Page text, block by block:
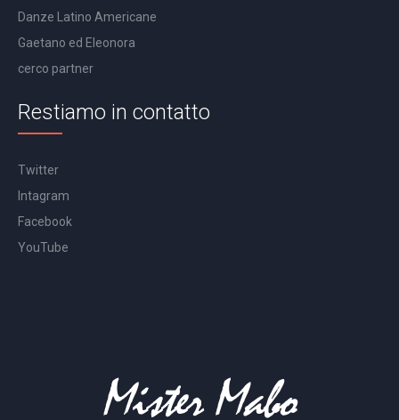
Danze Latino Americane
Gaetano ed Eleonora
cerco partner
Restiamo in contatto
Twitter
Intagram
Facebook
YouTube